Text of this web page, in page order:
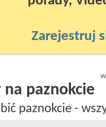
Zarejestruj
na paznokcie
paznokcie -